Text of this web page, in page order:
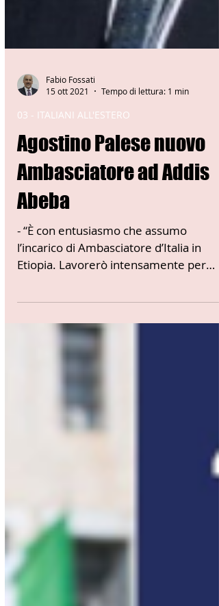
Fabio Fossati
03 - ITALIANI ALL'ESTERO
Agostino Palese nuovo
Ambasciatore ad Addis
Abeba
- “È con entusiasmo che assumo
Etiopia. Lavorerò intensamente per
consolidare il profondo vincolo...